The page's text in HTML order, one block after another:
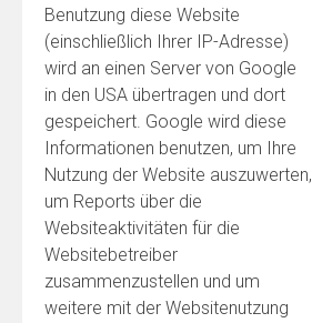
Benutzung diese Website
(einschließlich Ihrer IP-Adresse)
wird an einen Server von Google
in den USA übertragen und dort
gespeichert. Google wird diese
Informationen benutzen, um Ihre
Nutzung der Website auszuwerten,
um Reports über die
Websiteaktivitäten für die
Websitebetreiber
zusammenzustellen und um
weitere mit der Websitenutzung